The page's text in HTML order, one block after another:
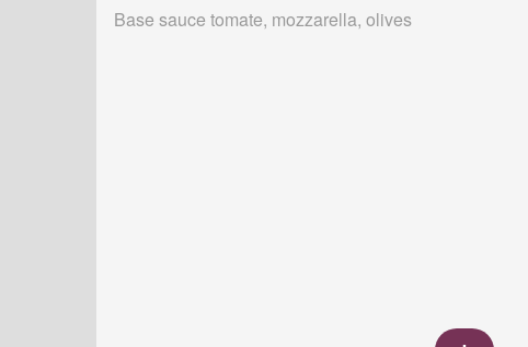
Base sauce tomate, mozzarella, olives